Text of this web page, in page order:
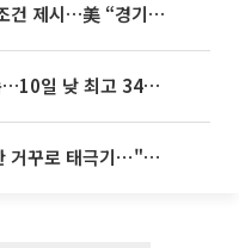
이란, 미국에 호르무즈 합의 조건 제시…美 “경기 아직 안 끝나” [종합]
[내일 날씨] 전국 무더위 계속…10일 낮 최고 34도 육박
서경덕 교수, 김희철도 분노한 거꾸로 태극기⋯"엉터리는 아냐, 아쉬울 뿐"